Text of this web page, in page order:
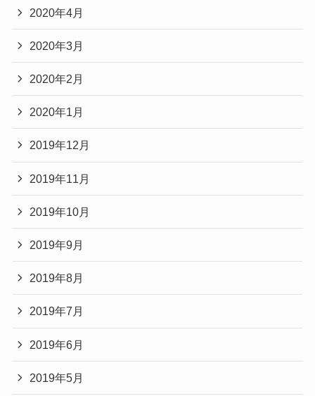
2020年4月
2020年3月
2020年2月
2020年1月
2019年12月
2019年11月
2019年10月
2019年9月
2019年8月
2019年7月
2019年6月
2019年5月